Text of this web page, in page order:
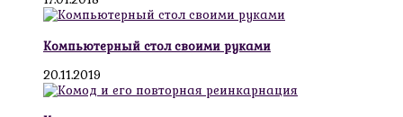
Компьютерный стол своими руками
20.11.2019